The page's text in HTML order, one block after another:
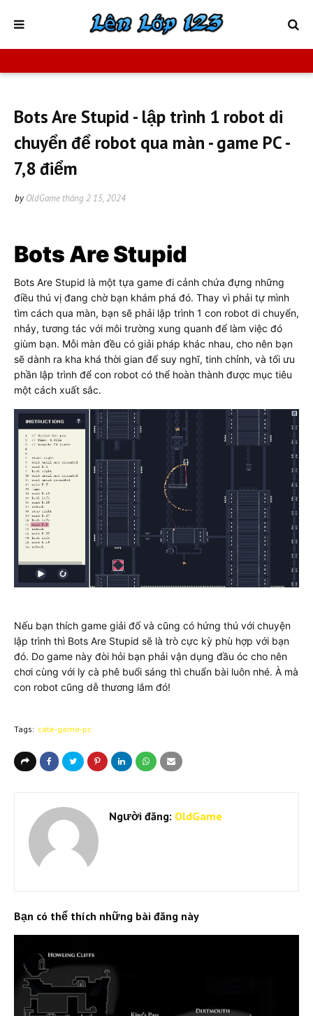
Bots Are Stupid - lập trình 1 robot di
chuyển để robot qua màn - game PC -
7,8 điểm
by OldGame tháng 2 15, 2024
Bots Are Stupid
Bots Are Stupid là một tựa game đi cảnh chứa đựng những
điều thú vị đang chờ bạn khám phá đó. Thay vì phải tự mình
tìm cách qua màn, bạn sẽ phải lập trình 1 con robot di chuyển,
nhảy, tương tác với môi trường xung quanh để làm việc đó
giùm bạn. Mỗi màn đều có giải pháp khác nhau, cho nên bạn
sẽ dành ra kha khá thời gian để suy nghĩ, tinh chỉnh, và tối ưu
phần lập trình để con robot có thể hoàn thành được mục tiêu
một cách xuất sắc.
Nếu bạn thích game giải đố và cũng có hứng thú với chuyện
lập trình thì Bots Are Stupid sẽ là trò cực kỳ phù hợp với bạn
đó. Do game này đòi hỏi bạn phải vận dụng đầu óc cho nên
chơi cùng với ly cà phê buổi sáng thì chuẩn bài luôn nhé. À mà
con robot cũng dễ thương lắm đó!
Tags: cate-game-pc
Người đăng: OldGame
Bạn có thể thích những bài đăng này